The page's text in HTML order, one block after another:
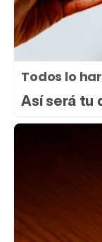
Todos lo
Así será tu